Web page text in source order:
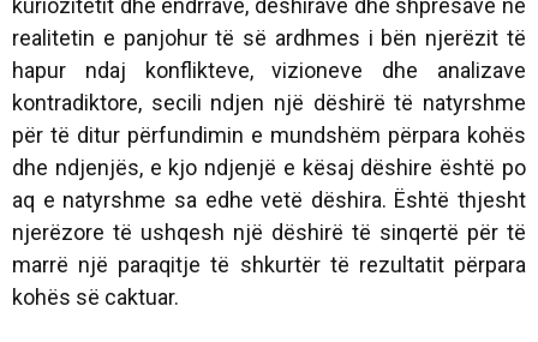
kuriozitetit dhe ëndrrave, dëshirave dhe shpresave në
realitetin e panjohur të së ardhmes i bën njerëzit të
hapur ndaj konflikteve, vizioneve dhe analizave
kontradiktore, secili ndjen një dëshirë të natyrshme
për të ditur përfundimin e mundshëm përpara kohës
dhe ndjenjës, e kjo ndjenjë e kësaj dëshire është po
aq e natyrshme sa edhe vetë dëshira. Është thjesht
njerëzore të ushqesh një dëshirë të sinqertë për të
marrë një paraqitje të shkurtër të rezultatit përpara
kohës së caktuar.